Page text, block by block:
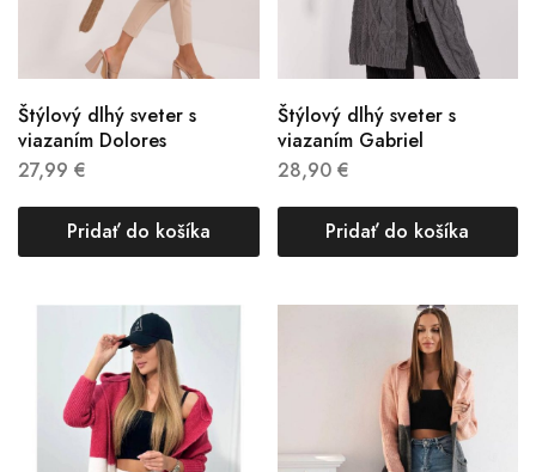
Štýlový dlhý sveter s
viazaním Dolores
27,99 €
Pridať do košíka
Štýlový dlhý sveter s
viazaním Gabriel
28,90 €
Pridať do košíka